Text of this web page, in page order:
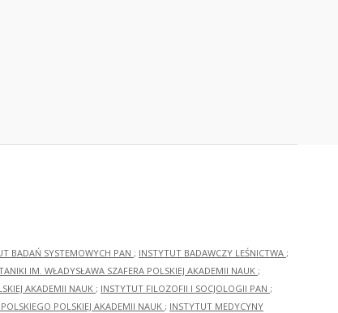
BADAŃ SYSTEMOWYCH PAN ; INSTYTUT BADAWCZY LEŚNICTWA ;
IM. WŁADYSŁAWA SZAFERA POLSKIEJ AKADEMII NAUK ;
AKADEMII NAUK ; INSTYTUT FILOZOFII I SOCJOLOGII PAN ;
POLSKIEJ AKADEMII NAUK ; INSTYTUT MEDYCYNY